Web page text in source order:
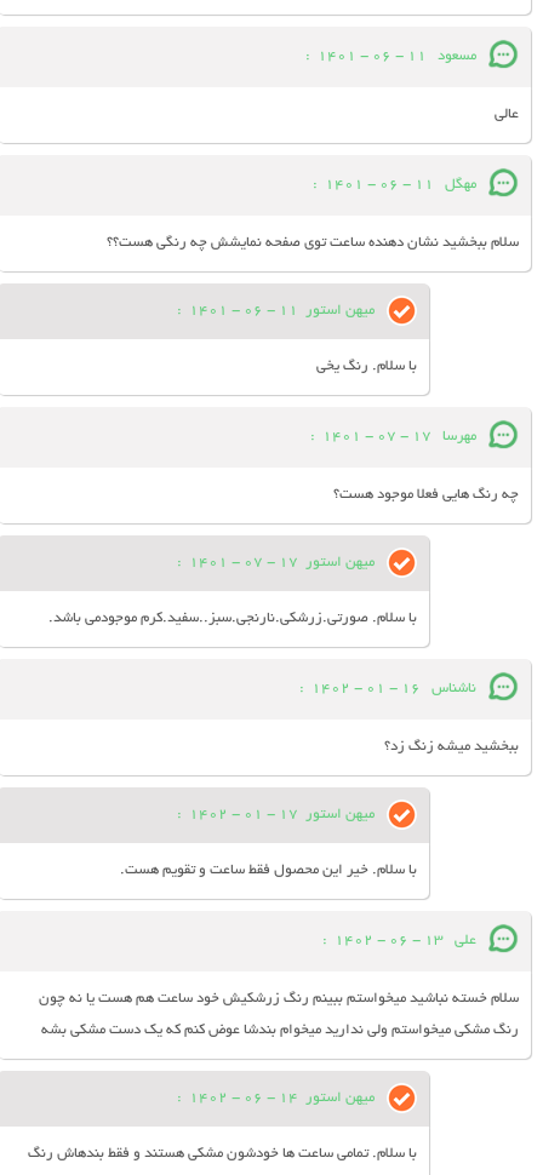
مسعود 11 - 06 - 1401
:
عالی
مهگل 11 - 06 - 1401
:
سلام ببخشید نشان دهنده ساعت توی صفحه نمایشش چه رنگی هست؟؟
میهن استور 11 - 06 - 1401
:
با سلام. رنگ یخی
مهرسا 17 - 07 - 1401
:
چه رنگ هایی فعلا موجود هست؟
میهن استور 17 - 07 - 1401
:
با سلام. صورتی.زرشکی.نارنجی.سبز..سفید.کرم موجودمی باشد.
ناشناس 16 - 01 - 1402
:
ببخشید میشه زنگ زد؟
میهن استور 17 - 01 - 1402
:
با سلام. خیر این محصول فقط ساعت و تقویم هست.
علی 13 - 06 - 1402
:
سلام خسته نباشید میخواستم ببینم رنگ زرشکیش خود ساعت هم هست یا نه چون
رنگ مشکی میخواستم ولی ندارید میخوام بندشا عوض کنم که یک دست مشکی بشه
میهن استور 14 - 06 - 1402
:
با سلام. تمامی ساعت ها خودشون مشکی هستند و فقط بندهاش رنگ